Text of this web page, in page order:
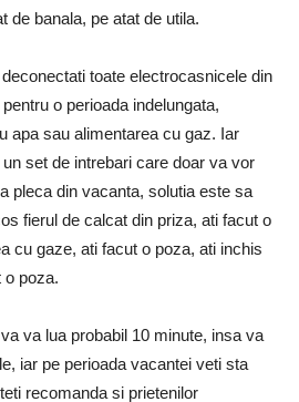
de banala, pe atat de utila.
toate electrocasnicele din
o perioada indelungata,
apa sau alimentarea cu gaz. Iar
set de intrebari care doar va vor
pleca din vacanta, solutia este sa
fierul de calcat din priza, ati facut o
cu gaze, ati facut o poza, ati inchis
o poza.
va lua probabil 10 minute, insa va
iar pe perioada vacantei veti sta
recomanda si prietenilor